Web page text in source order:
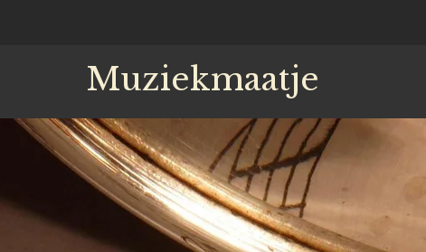
Muziekmaatje